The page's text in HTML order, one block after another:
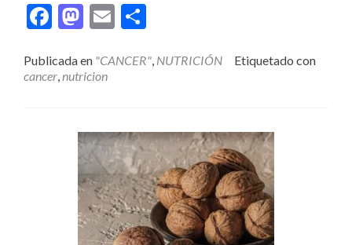
EN
PLANTAS?
Facebook
Mastodon
Email
Publicada en "CANCER", NUTRICIÓN
Etiquetado con
cancer,nutricion